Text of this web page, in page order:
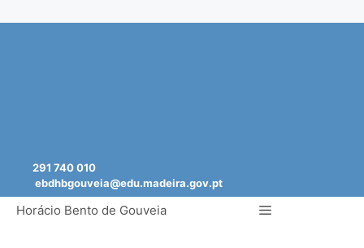
291 740 010
ebdhbgouveia@edu.madeira.gov.pt
Horácio Bento de Gouveia Menu